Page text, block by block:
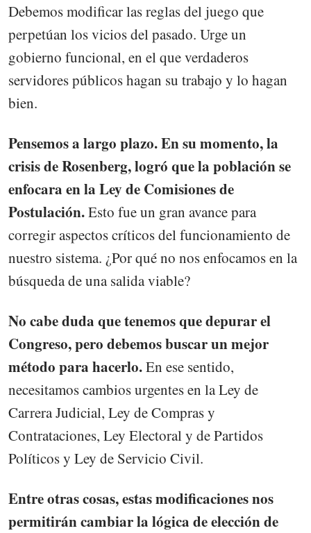
Debemos modificar las reglas del juego que
perpetúan los vicios del pasado. Urge un
gobierno funcional, en el que verdaderos
servidores públicos hagan su trabajo y lo hagan
bien.
Pensemos a largo plazo. En su momento, la
crisis de Rosenberg, logró que la población se
enfocara en la Ley de Comisiones de
Postulación.Esto fue un gran avance para
corregir aspectos críticos del funcionamiento de
nuestro sistema. ¿Por qué no nos enfocamos en la
búsqueda de una salida viable?
No cabe duda que tenemos que depurar el
Congreso, pero debemos buscar un mejor
método para hacerlo.En ese sentido,
necesitamos cambios urgentes en la Ley de
Carrera Judicial, Ley de Compras y
Contrataciones, Ley Electoral y de Partidos
Políticos y Ley de Servicio Civil.
Entre otras cosas, estas modificaciones nos
permitirán cambiar la lógica de elección de